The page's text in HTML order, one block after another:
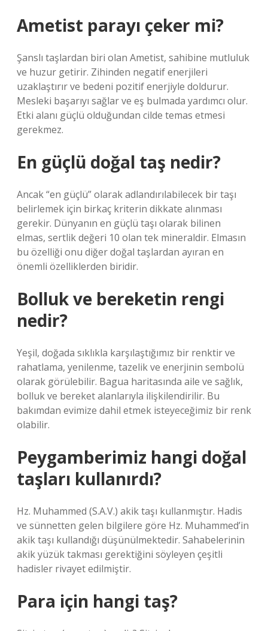
Ametist parayı çeker mi?
Şanslı taşlardan biri olan Ametist, sahibine mutluluk
ve huzur getirir. Zihinden negatif enerjileri
uzaklaştırır ve bedeni pozitif enerjiyle doldurur.
Mesleki başarıyı sağlar ve eş bulmada yardımcı olur.
Etki alanı güçlü olduğundan cilde temas etmesi
gerekmez.
En güçlü doğal taş nedir?
Ancak “en güçlü” olarak adlandırılabilecek bir taşı
belirlemek için birkaç kriterin dikkate alınması
gerekir. Dünyanın en güçlü taşı olarak bilinen
elmas, sertlik değeri 10 olan tek mineraldir. Elmasın
bu özelliği onu diğer doğal taşlardan ayıran en
önemli özelliklerden biridir.
Bolluk ve bereketin rengi
nedir?
Yeşil, doğada sıklıkla karşılaştığımız bir renktir ve
rahatlama, yenilenme, tazelik ve enerjinin sembolü
olarak görülebilir. Bagua haritasında aile ve sağlık,
bolluk ve bereket alanlarıyla ilişkilendirilir. Bu
bakımdan evimize dahil etmek isteyeceğimiz bir renk
olabilir.
Peygamberimiz hangi doğal
taşları kullanırdı?
Hz. Muhammed (S.A.V.) akik taşı kullanmıştır. Hadis
ve sünnetten gelen bilgilere göre Hz. Muhammed’in
akik taşı kullandığı düşünülmektedir. Sahabelerinin
akik yüzük takması gerektiğini söyleyen çeşitli
hadisler rivayet edilmiştir.
Para için hangi taş?